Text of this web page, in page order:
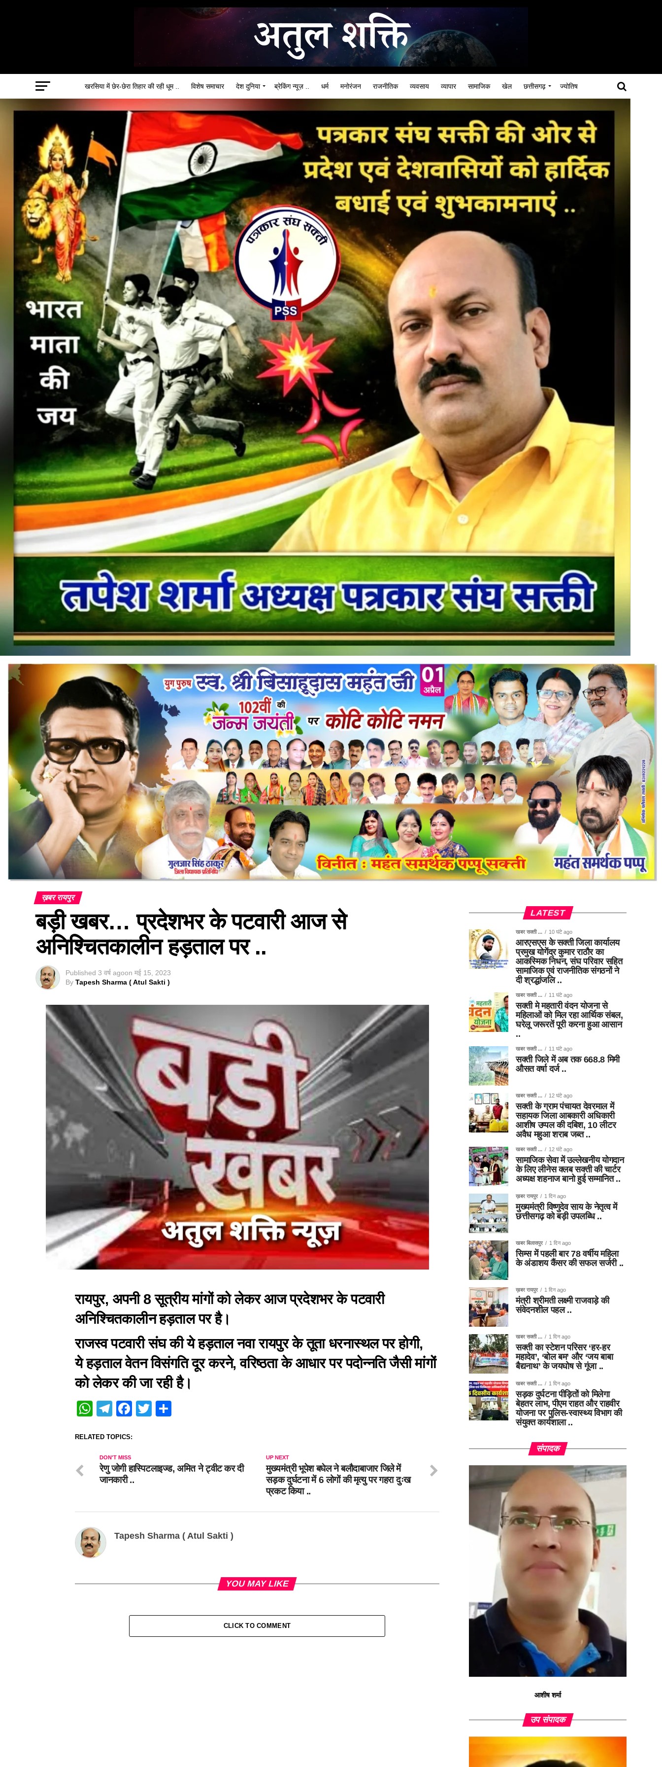
खरसिया में छेर-छेरा तिहार की रही धूम .. विशेष समाचार देश दुनिया ब्रेकिंग न्यूज़ .. धर्म मनोरंजन राजनीतिक व्यवसाय व्यापार सामाजिक खेल छत्तीसगढ़ ज्योतिष
ख़बर रायपुर
बड़ी खबर… प्रदेशभर के पटवारी आज से
अनिश्चितकालीन हड़ताल पर ..
Published 3 वर्ष agoon मई 15, 2023
By Tapesh Sharma ( Atul Sakti )
रायपुर, अपनी 8 सूत्रीय मांगों को लेकर आज प्रदेशभर के पटवारी
अनिश्चितकालीन हड़ताल पर है।
राजस्व पटवारी संघ की ये हड़ताल नवा रायपुर के तूता धरनास्थल पर होगी,
ये हड़ताल वेतन विसंगति दूर करने, वरिष्ठता के आधार पर पदोन्नति जैसी मांगों
को लेकर की जा रही है।
WhatsApp
Telegram
Facebook
Twitter
RELATED TOPICS:
UP NEXT
मुख्यमंत्री भूपेश बघेल ने बलौदाबाजार जिले में
सड़क दुर्घटना में 6 लोगों की मृत्यु पर गहरा दुःख
प्रकट किया ..
DON'T MISS
रेणु जोगी हास्पिटलाइज्ड, अमित ने ट्वीट कर दी
जानकारी ..
Tapesh Sharma ( Atul Sakti )
YOU MAY LIKE
CLICK TO COMMENT
LATEST
खबर सक्ती ... 10 घंटे ago
आरएसएस के सक्ती जिला कार्यालय
प्रमुख योगेंद्र कुमार राठौर का
आकस्मिक निधन, संघ परिवार सहित
सामाजिक एवं राजनीतिक संगठनों ने
दी श्रद्धांजलि ..
खबर सक्ती ... 11 घंटे ago
सक्ती मे महतारी वंदन योजना से
महिलाओं को मिल रहा आर्थिक संबल,
घरेलू जरूरतें पूरी करना हुआ आसान
..
खबर सक्ती ... 11 घंटे ago
सक्ती जिले में अब तक 668.8 मिमी
औसत वर्षा दर्ज ..
खबर सक्ती ... 12 घंटे ago
सक्ती के ग्राम पंचायत देवरमाल में
सहायक जिला आबकारी अधिकारी
आशीष उप्पल की दबिश, 10 लीटर
अवैध महुआ शराब जब्त ..
खबर सक्ती ... 12 घंटे ago
सामाजिक सेवा में उल्लेखनीय योगदान
के लिए लीनेस क्लब सक्ती की चार्टर
अध्यक्ष शहनाज बानो हुई सम्मानित ..
ख़बर रायपुर 1 दिन ago
मुख्यमंत्री विष्णुदेव साय के नेतृत्व में
छत्तीसगढ़ को बड़ी उपलब्धि ..
खबर बिलासपुर 1 दिन ago
सिम्स में पहली बार 78 वर्षीय महिला
के अंडाशय कैंसर की सफल सर्जरी ..
ख़बर रायपुर 1 दिन ago
मंत्री श्रीमती लक्ष्मी राजवाड़े की
संवेदनशील पहल ..
खबर सक्ती ... 1 दिन ago
सक्ती का स्टेशन परिसर ‘हर-हर
महादेव’, ‘बोल बम’ और ‘जय बाबा
बैद्यनाथ’ के जयघोष से गूंजा ..
खबर सक्ती ... 1 दिन ago
सड़क दुर्घटना पीड़ितों को मिलेगा
बेहतर लाभ, पीएम राहत और राहवीर
योजना पर पुलिस-स्वास्थ्य विभाग की
संयुक्त कार्यशाला ..
संपादक
आशीष शर्मा
उप संपादक